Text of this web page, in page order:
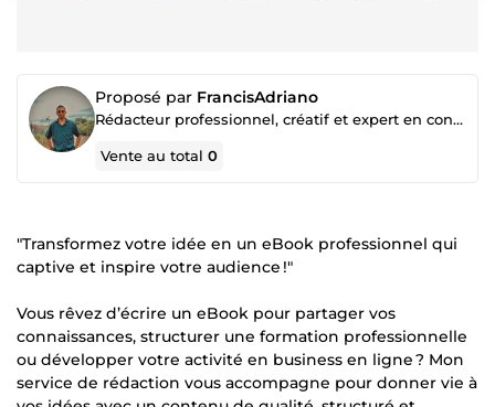
Proposé par FrancisAdriano
Rédacteur professionnel, créatif et expert en contenu SEO et ebooks
Vente au total0
"Transformez votre idée en un eBook professionnel qui
captive et inspire votre audience !"
Vous rêvez d’écrire un eBook pour partager vos
connaissances, structurer une formation professionnelle
ou développer votre activité en business en ligne ? Mon
service de rédaction vous accompagne pour donner vie à